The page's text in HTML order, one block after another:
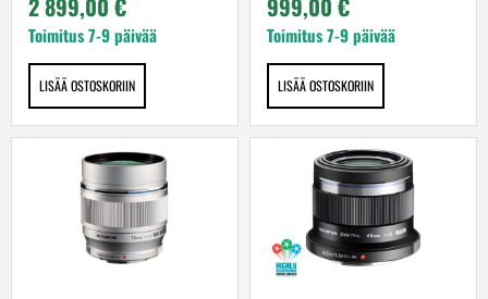
2 899,00 €
Toimitus 7-9 päivää
LISÄÄ OSTOSKORIIN
999,00 €
Toimitus 7-9 päivää
LISÄÄ OSTOSKORIIN